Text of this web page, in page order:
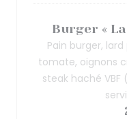
Burger «
Pain burger,
tomate, oignons
steak haché VBF